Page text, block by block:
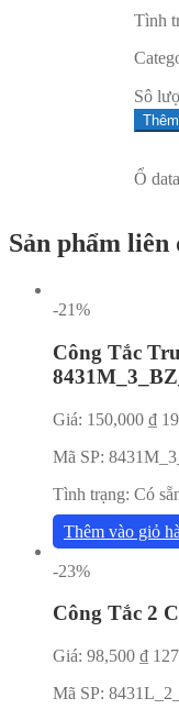
Tình
Sô
Ổ
Sản phẩm liên
-21%
Công Tắc
Giá: 150,000 ₫
Mã SP:
Tình trạng: Có
Thêm vào giỏ
-23%
Công Tắc 2
Giá: 98,500 ₫
Mã SP: